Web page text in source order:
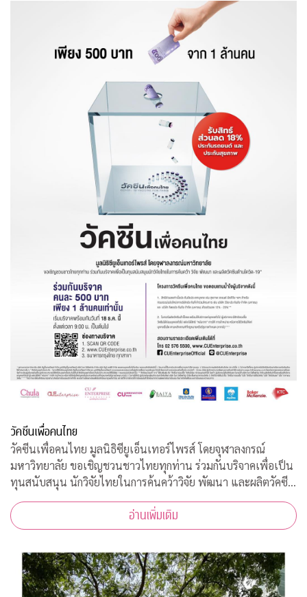
วัคซีนเพื่อคนไทย
วัคซีนเพื่อคนไทย มูลนิธิซียูเอ็นเทอร์ไพรส์ โดยจุฬาลงกรณ์
มหาวิทยาลัย ขอเชิญชวนชาวไทยทุกท่าน ร่วมกันบริจาคเพื่อเป็น
ทุนสนับสนุน นักวิจัยไทยในการค้นคว้าวิจัย พัฒนา และผลิตวัคซีน
ต้านโควิด-19*
อ่านเพิ่มเติม